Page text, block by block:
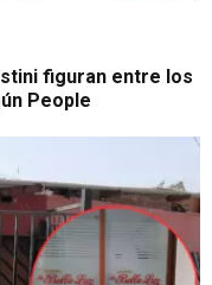
figuran entre los
People